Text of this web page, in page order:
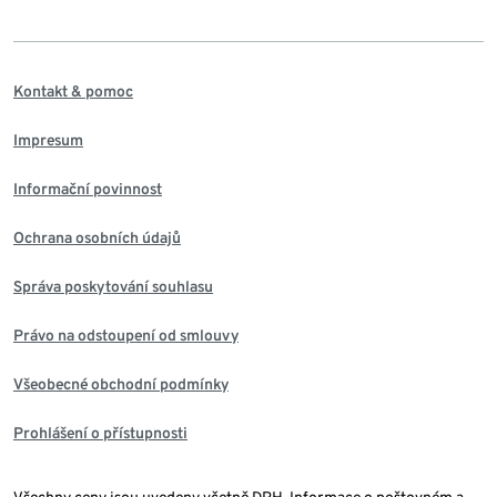
Kontakt & pomoc
Impresum
Informační povinnost
Ochrana osobních údajů
Správa poskytování souhlasu
Právo na odstoupení od smlouvy
Všeobecné obchodní podmínky
Prohlášení o přístupnosti